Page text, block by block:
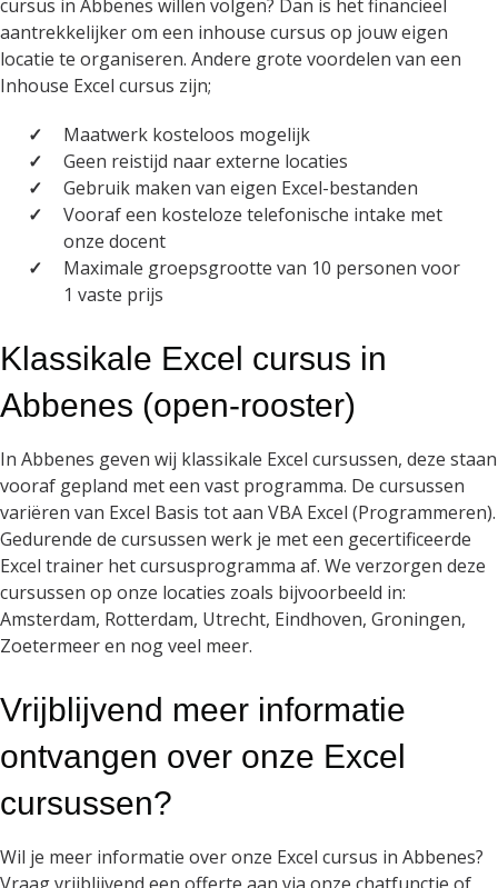
cursus in Abbenes willen volgen? Dan is het financieel
aantrekkelijker om een inhouse cursus op jouw eigen
locatie te organiseren. Andere grote voordelen van een
Inhouse Excel cursus zijn;
Maatwerk kosteloos mogelijk
Geen reistijd naar externe locaties
Gebruik maken van eigen Excel-bestanden
Vooraf een kosteloze telefonische intake met
onze docent
Maximale groepsgrootte van 10 personen voor
1 vaste prijs
Klassikale Excel cursus in
Abbenes (open-rooster)
In Abbenes geven wij klassikale Excel cursussen, deze staan
vooraf gepland met een vast programma. De cursussen
variëren van Excel Basis tot aan VBA Excel (Programmeren).
Gedurende de cursussen werk je met een gecertificeerde
Excel trainer het cursusprogramma af. We verzorgen deze
cursussen op onze locaties zoals bijvoorbeeld in:
Amsterdam, Rotterdam, Utrecht, Eindhoven, Groningen,
Zoetermeer en nog veel meer.
Vrijblijvend meer informatie
ontvangen over onze Excel
cursussen?
Wil je meer informatie over onze Excel cursus in Abbenes?
Vraag vrijblijvend een offerte aan via onze chatfunctie of